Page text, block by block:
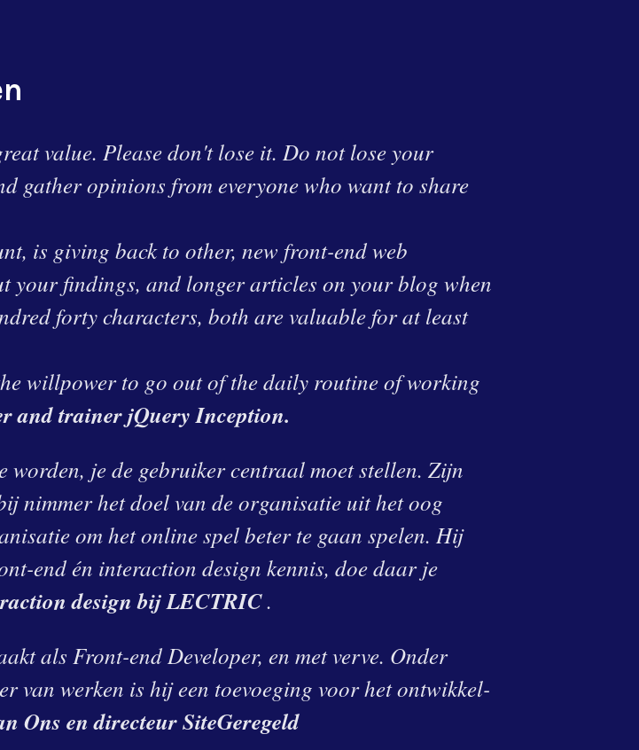
value. Please don't lose it. Do not lose your
gather opinions from everyone who want to share
is giving back to other, new front-end web
your findings, and longer articles on your blog when
forty characters, both are valuable for at least
willpower to go out of the daily routine of working
and trainer jQuery Inception.
je de gebruiker centraal moet stellen. Zijn
nimmer het doel van de organisatie uit het oog
om het online spel beter te gaan spelen. Hij
end én interaction design kennis, doe daar je
design bij LECTRIC.
als Front-end Developer, en met verve. Onder
van werken is hij een toevoeging voor het ontwikkel-
Ons en directeur SiteGeregeld